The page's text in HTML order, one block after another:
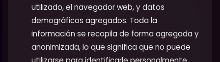
utilizado, el navegador web, y datos
demográficos agregados. Toda la
información se recopila de forma agregada y
anonimizada, lo que significa que no puede